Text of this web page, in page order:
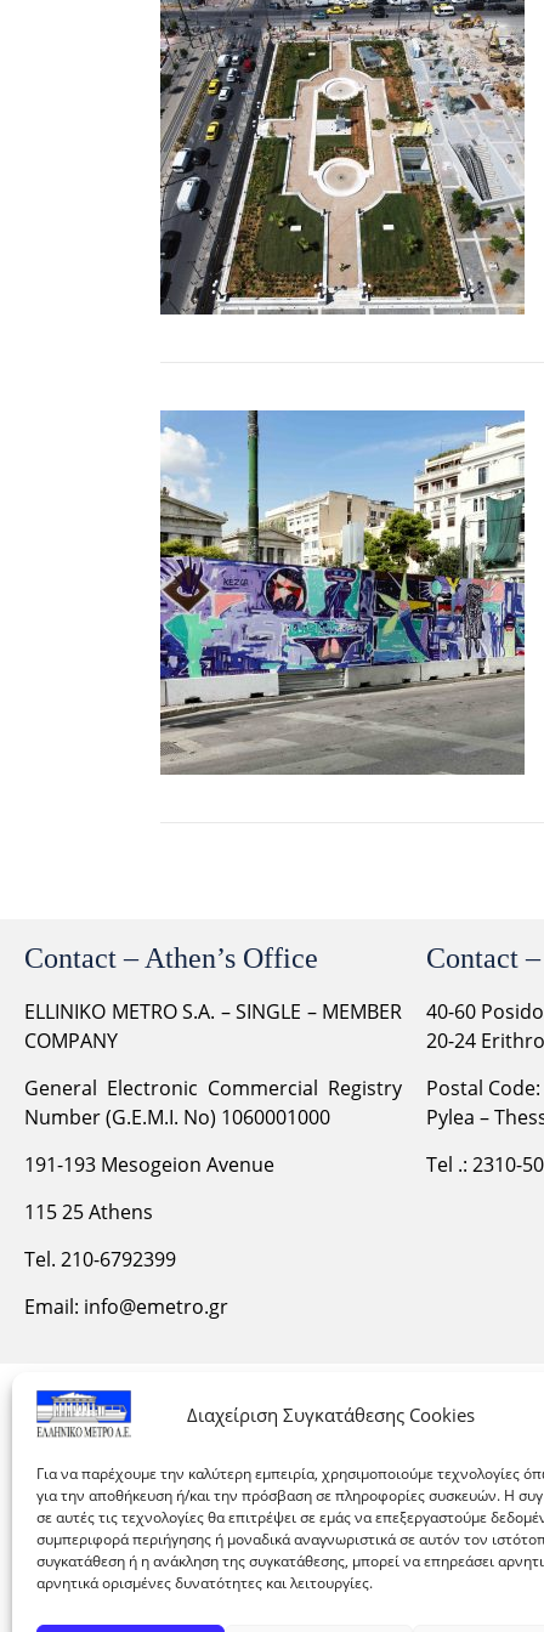
Διαχείριση Συγκατάθεσης Cookies
Για να παρέχουμε την καλύτερη εμπειρία, χρησιμοποιούμε τεχνολογίες
για την αποθήκευση ή/και την πρόσβαση σε πληροφορίες συσκευών. Η
σε αυτές τις τεχνολογίες θα επιτρέψει σε εμάς να επεξεργαστούμε
συμπεριφορά περιήγησης ή μοναδικά αναγνωριστικά σε αυτόν τον
συγκατάθεση ή η ανάκληση της συγκατάθεσης, μπορεί να επηρεάσει
αρνητικά ορισμένες δυνατότητες και λειτουργίες.
Contact – Athen’s Office
ELLINIKO METRO S.A. – SINGLE – MEMBER
COMPANY
General Electronic Commercial Registry
Number (G.E.M.I. No) 1060001000
191-193 Mesogeion Avenue
115 25 Athens
Tel. 210-6792399
Email: info@emetro.gr
Contact
40-60
20-24
Postal
Pylea –
Tel .: 2310-